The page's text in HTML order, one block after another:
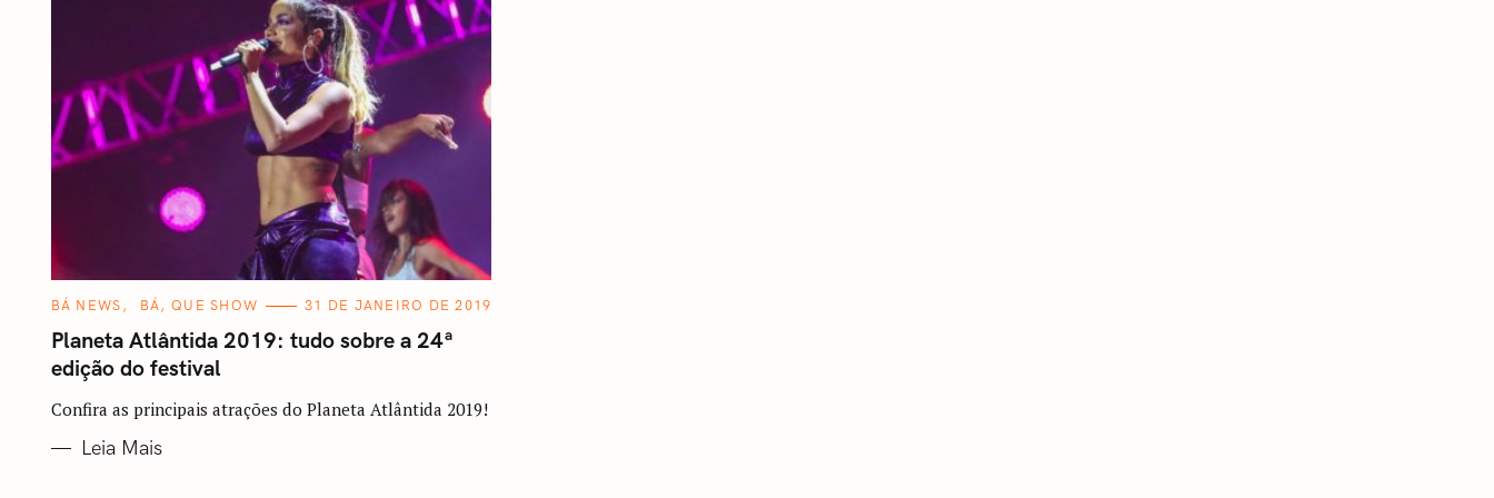
C
T
E
G
O
I
A
BÁ NEWS BÁ, QUE SHOW 31 DE JANEIRO DE 2019
Planeta Atlântida 2019: tudo sobre a 24ª
edição do festival
Confira as principais atrações do Planeta Atlântida 2019!
Leia Mais